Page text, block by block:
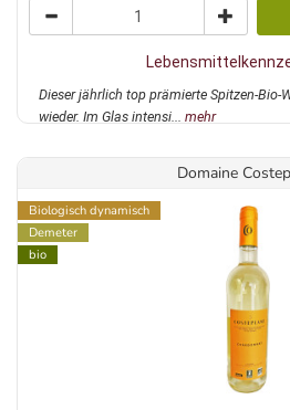
Dieser jährlich top prämierte Spitzen-Bio-
wieder. Im Glas intensi... mehr
Domaine
Biologisch dynamisch
Demeter
bio